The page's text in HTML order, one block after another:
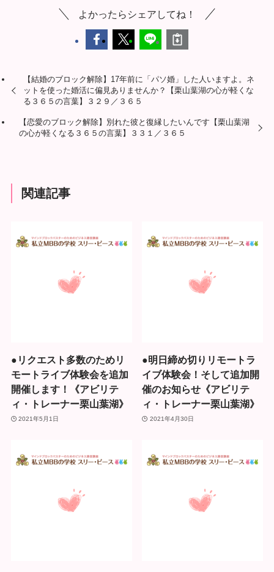
よかったらシェアしてね！
【結婚のブロック解除】17年前に「パソ婚」した人いますよ。ネ
ットを使った婚活に偏見ありませんか？【栗山葉湖の心が軽くな
る３６５の言葉】３２９／３６５
【恋愛のブロック解除】別れた彼と復縁したいんです【栗山葉湖
の心が軽くなる３６５の言葉】３３１／３６５
関連記事
●リクエスト多数のためリ
モートライブ体験会を追加
開催します！《アビリテ
ィ・トレーナー栗山葉湖》
2021年5月1日
●明日締め切りリモートラ
イブ体験会！そして追加開
催のお知らせ《アビリテ
ィ・トレーナー栗山葉湖》
2021年4月30日